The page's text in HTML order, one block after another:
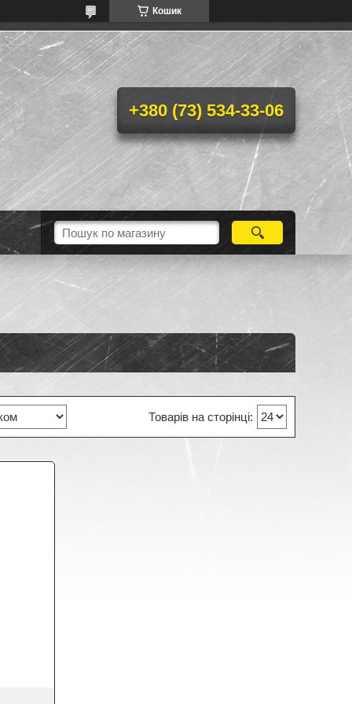
Кошик
+380 (73) 534-33-06